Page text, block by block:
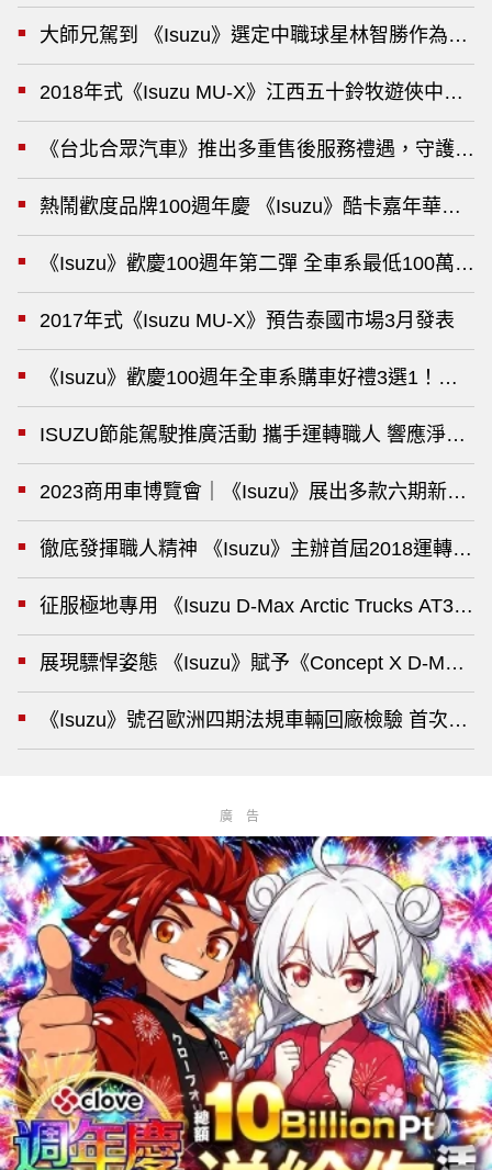
大師兄駕到 《Isuzu》選定中職球星林智勝作為年
2018年式《Isuzu MU-X》江西五十鈴牧遊俠中國發
《台北合眾汽車》推出多重售後服務禮遇，守護職
熱鬧歡度品牌100週年慶 《Isuzu》酷卡嘉年華商用
《Isuzu》歡慶100週年第二彈 全車系最低100萬元
2017年式《Isuzu MU-X》預告泰國市場3月發表
《Isuzu》歡慶100週年全車系購車好禮3選1！回廠
ISUZU節能駕駛推廣活動 攜手運轉職人 響應淨零未
2023商用車博覽會｜《Isuzu》展出多款六期新車
徹底發揮職人精神 《Isuzu》主辦首屆2018運轉職
征服極地專用 《Isuzu D-Max Arctic Trucks AT35》
展現驃悍姿態 《Isuzu》賦予《Concept X D-MAX
《Isuzu》號召歐洲四期法規車輛回廠檢驗 首次回
廣告